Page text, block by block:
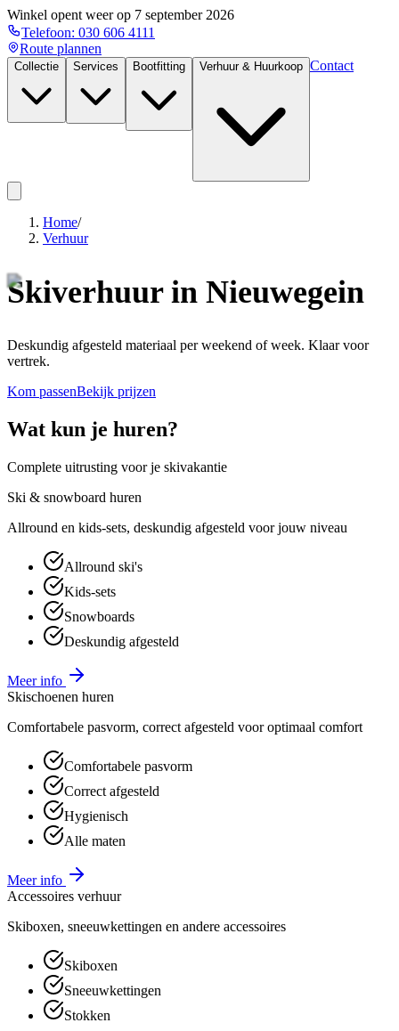
Winkel opent weer op 7 september 2026
Telefoon: 030 606 4111
Route plannen
Collectie Services Bootfitting Verhuur & Huurkoop Contact
Home/
Verhuur
Skiverhuur in Nieuwegein
Deskundig afgesteld materiaal per weekend of week. Klaar voor
vertrek.
Kom passenBekijk prijzen
Wat kun je huren?
Complete uitrusting voor je skivakantie
Ski & snowboard huren
Allround en kids-sets, deskundig afgesteld voor jouw niveau
Allround ski's
Kids-sets
Snowboards
Deskundig afgesteld
Meer info
Skischoenen huren
Comfortabele pasvorm, correct afgesteld voor optimaal comfort
Comfortabele pasvorm
Correct afgesteld
Hygienisch
Alle maten
Meer info
Accessoires verhuur
Skiboxen, sneeuwkettingen en andere accessoires
Skiboxen
Sneeuwkettingen
Stokken